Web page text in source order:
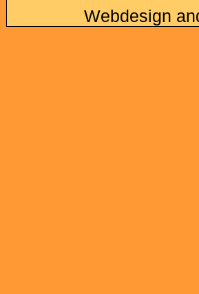
Webdesign